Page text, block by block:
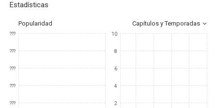
Estadísticas
Popularidad Capítulos y Temporadas
???
???
???
???
???
10
8
6
4
2